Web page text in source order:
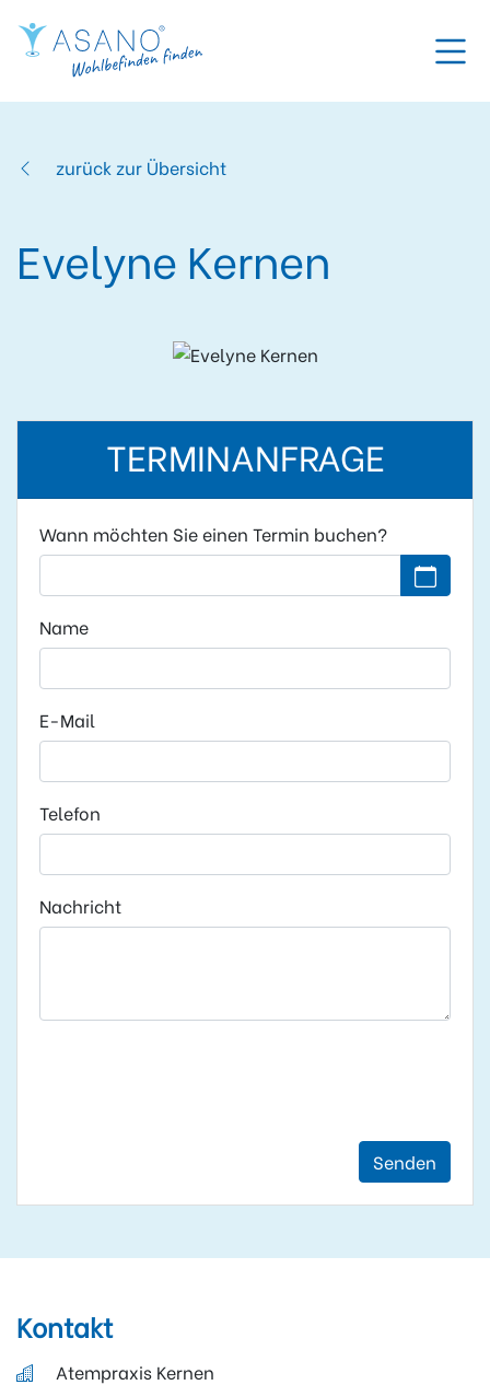
zurück zur Übersicht
Evelyne Kernen
TERMINANFRAGE
Wann möchten Sie einen Termin buchen?
Kein
Name
E-Mail
Telefon
Nachricht
Senden
Kontakt
Atempraxis Kernen